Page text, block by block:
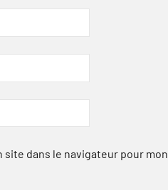
dans le navigateur pour